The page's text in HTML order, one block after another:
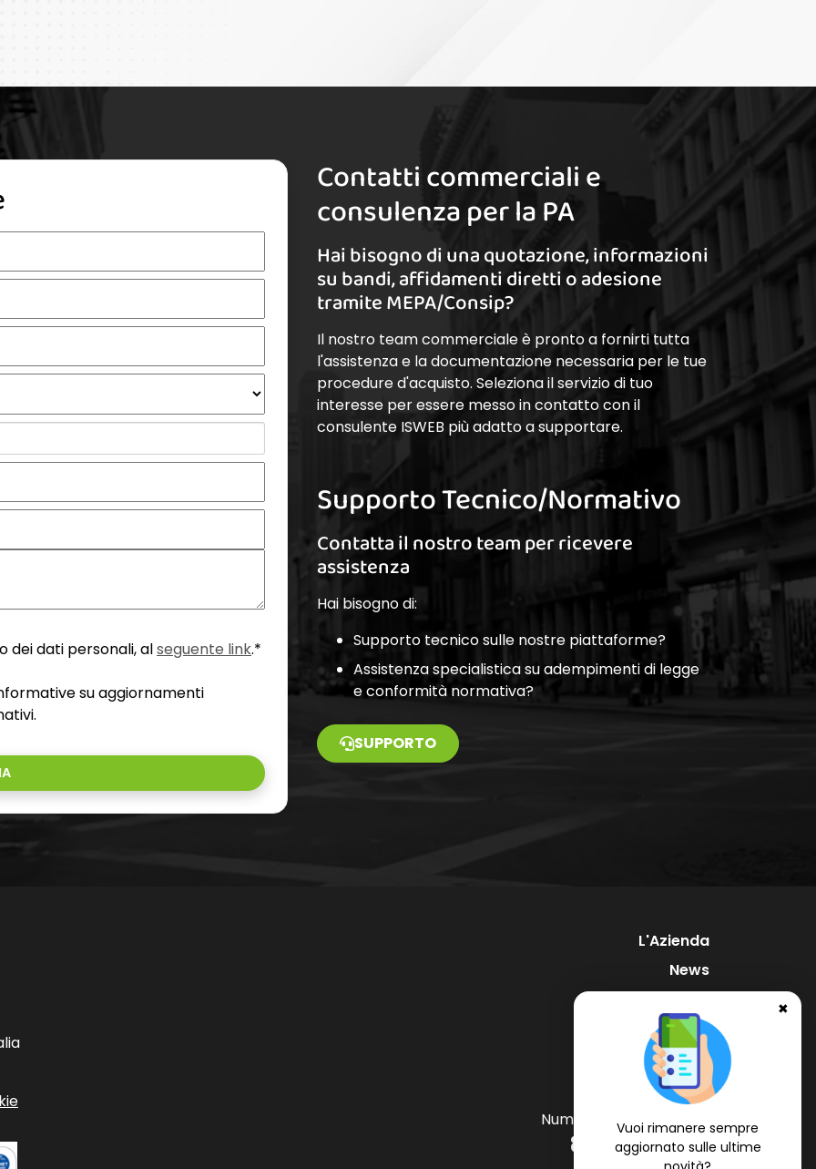
dati personali, alseguente link.*
su aggiornamenti
Contatti commerciali e
consulenza per la PA
Hai bisogno di una quotazione, informazioni
su bandi, affidamenti diretti o adesione
tramite MEPA/Consip?
Il nostro team commerciale è pronto a fornirti tutta
l'assistenza e la documentazione necessaria per le tue
procedure d'acquisto. Seleziona il servizio di tuo
interesse per essere messo in contatto con il
consulente ISWEB più adatto a supportare.
Supporto Tecnico/Normativo
Contatta il nostro team per ricevere
assistenza
Hai bisogno di:
Supporto tecnico sulle nostre piattaforme?
Assistenza specialistica su adempimenti di legge
e conformità normativa?
SUPPORTO
✖
Vuoi rimanere sempre
aggiornato sulle ultime
L'Azienda
News
Contatti
Numero Verde Gratuito
800 97 34 34